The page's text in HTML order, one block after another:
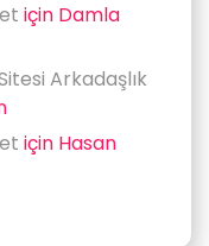
için Damla
Arkadaşlık
için Hasan